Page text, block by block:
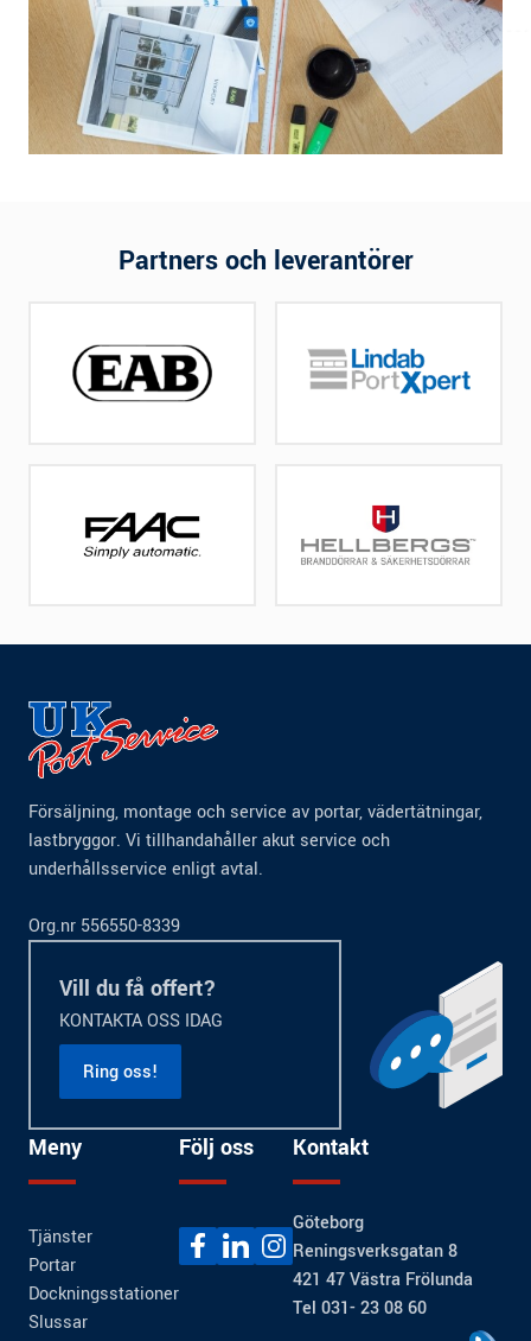
Partners och leverantörer
Försäljning, montage och service av portar, vädertätningar,
lastbryggor. Vi tillhandahåller akut service och
underhållsservice enligt avtal.
Org.nr 556550-8339
Vill du få offert?
KONTAKTA OSS IDAG
Ring oss!
Meny
Tjänster
Portar
Dockningsstationer
Slussar
Följ oss Kontakt
Göteborg
Reningsverksgatan 8
421 47 Västra Frölunda
Tel 031- 23 08 60